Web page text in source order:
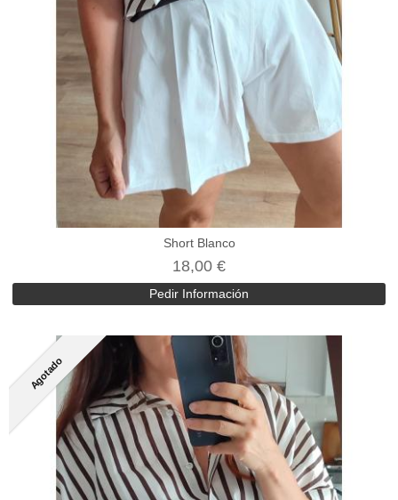
Short Blanco
18,00 €
Pedir Información
Agotado